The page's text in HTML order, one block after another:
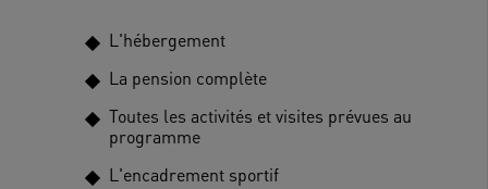
L'hébergement
La pension complète
Toutes les activités et visites prévues au
programme
L'encadrement sportif